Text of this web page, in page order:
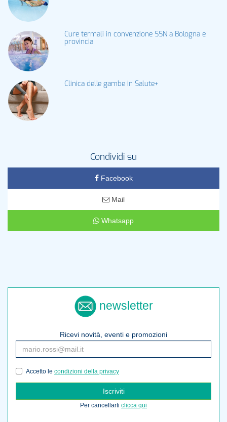
Cure termali in convenzione SSN a Bologna e
provincia
Clinica delle gambe in Salute+
Condividi su
Facebook
Mail
Whatsapp
newsletter
Ricevi novità, eventi e promozioni
Accetto le condizioni della privacy
Iscriviti
Per cancellarti clicca qui